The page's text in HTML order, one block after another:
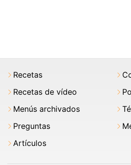
Recetas
Recetas de vídeo
Menús archivados
Preguntas
Artículos